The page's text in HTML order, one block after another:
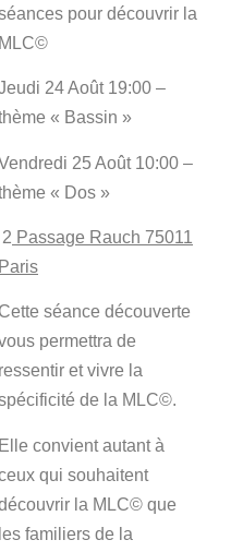
pour découvrir la
MLC©
24 Août 19:00 –
« Bassin »
25 Août 10:00 –
« Dos »
2 Passage Rauch 75011
Paris
Cette séance découverte
permettra de
ressentir et vivre la
de la MLC©.
Elle convient autant à
qui souhaitent
la MLC©️ que
les familiers de la